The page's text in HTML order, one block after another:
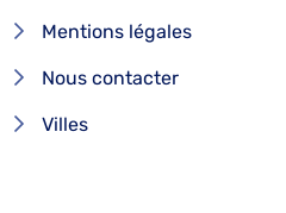
Mentions légales
Nous contacter
Villes